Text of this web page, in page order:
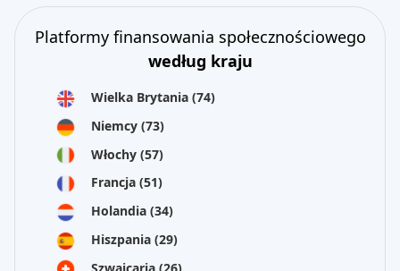
Platformy finansowania społecznościowego
według kraju
Wielka Brytania (74)
Niemcy (73)
Włochy (57)
Francja (51)
Holandia (34)
Hiszpania (29)
Szwajcaria (26)